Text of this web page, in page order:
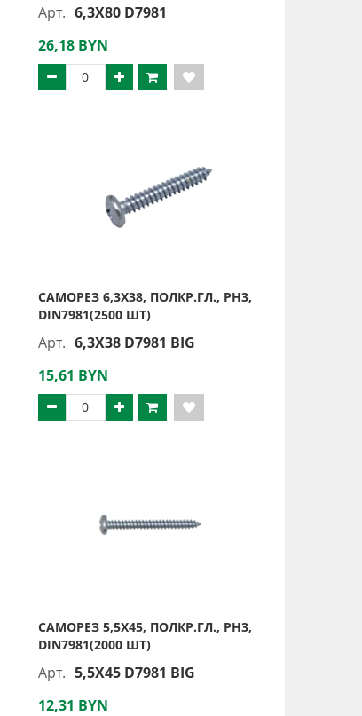
Арт. 6,3X80 D7981
26,18 BYN
САМОРЕЗ 6,3Х38, ПОЛКР.ГЛ., PH3,
DIN7981(2500 ШТ)
Арт. 6,3X38 D7981 BIG
15,61 BYN
САМОРЕЗ 5,5Х45, ПОЛКР.ГЛ., PH3,
DIN7981(2000 ШТ)
Арт. 5,5X45 D7981 BIG
12,31 BYN